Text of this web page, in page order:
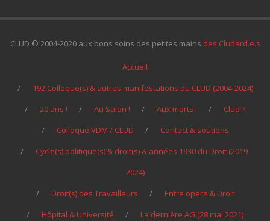
CLUD © 2004-2020 aux bons soins des petites mains des Cludard.e.s
Accueil
192 Colloque(s) & autres manifestations du CLUD (2004-2024)
20 ans !
Au Salon ! Aux morts !
Clud ?
Colloque VDM / CLUD
Contact & soutiens
Cycle(s) politique(s) & droit(s) & années 1930 du Droit (2019-
2024)
Droit(s) des Travailleurs
Entre opéra & Droit
Hôpital & Université
La dernière AG (28 mai 2021)